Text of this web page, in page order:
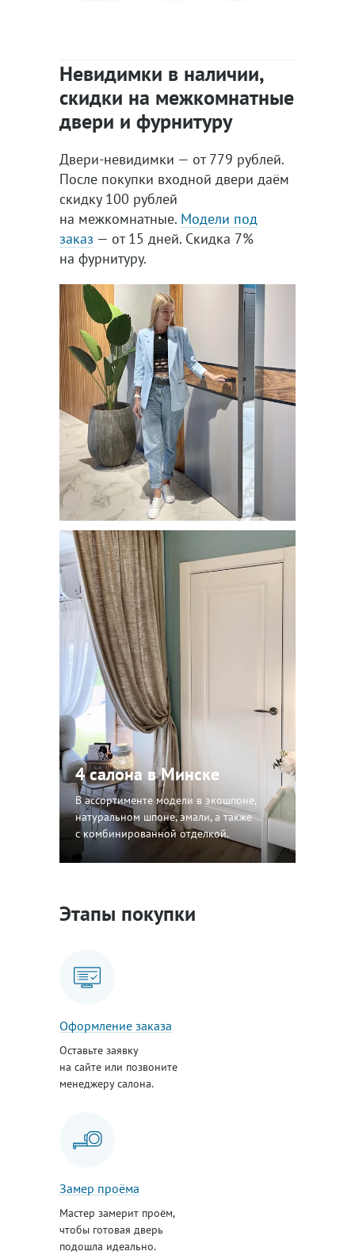
Невидимки в наличии,
скидки на межкомнатные
двери и фурнитуру
Двери-невидимки — от 779 рублей.
После покупки входной двери даём
скидку 100 рублей
на межкомнатные. Модели под
заказ — от 15 дней. Скидка 7%
на фурнитуру.
4 салона в Минске
В ассортименте модели в экошпоне,
натуральном шпоне, эмали, а также
с комбинированной отделкой.
Этапы покупки
Оформление заказа
Оставьте заявку
на сайте или позвоните
менеджеру салона.
Замер проёма
Мастер замерит проём,
чтобы готовая дверь
подошла идеально.